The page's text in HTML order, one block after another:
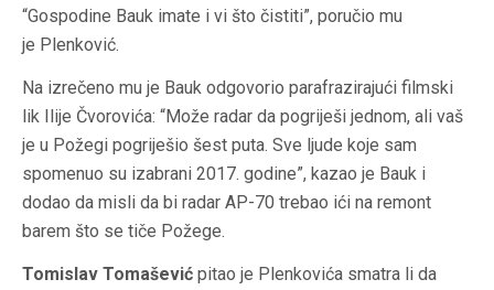
“Gospodine Bauk imate i vi što čistiti”, poručio mu
je Plenković.
Na izrečeno mu je Bauk odgovorio parafrazirajući filmski
lik Ilije Čvorovića: “Može radar da pogriješi jednom, ali vaš
je u Požegi pogriješio šest puta. Sve ljude koje sam
spomenuo su izabrani 2017. godine”, kazao je Bauk i
dodao da misli da bi radar AP-70 trebao ići na remont
barem što se tiče Požege.
Tomislav Tomašević pitao je Plenkovića smatra li da